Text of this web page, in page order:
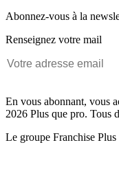
Abonnez-vous à la
Renseignez votre mail
En vous abonnant, vous
2026 Plus que pro. Tous
Le groupe Franchise Plus